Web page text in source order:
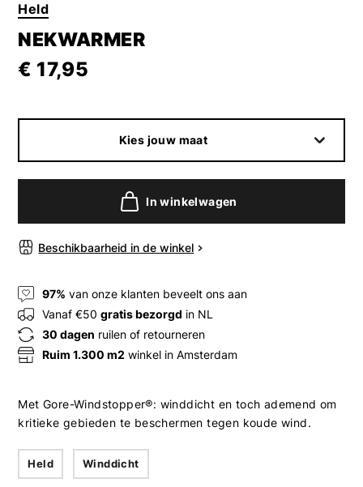
Held
NEKWARMER
€ 17,95
Kies jouw maat
In winkelwagen
Beschikbaarheid in de winkel
97% van onze klanten beveelt ons aan
Vanaf €50gratis bezorgd in NL
30 dagen ruilen of retourneren
Ruim 1.300 m2 winkel in Amsterdam
Met Gore-Windstopper®: winddicht en toch ademend om
kritieke gebieden te beschermen tegen koude wind.
Held Winddicht